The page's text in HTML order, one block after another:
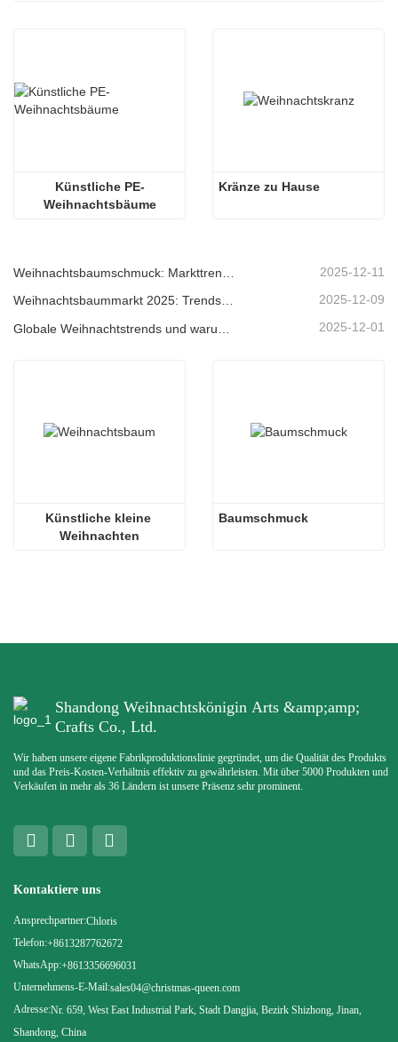
Künstliche PE-
Weihnachtsbäume
Kränze zu Hause
2025-12-11
Weihnachtsbaummarkt 2025: Trends, Technologien und Beschaffungsleitfaden für B2B-Einkäufer 2025-12-09
2025-12-01
Künstliche kleine
Weihnachten
Baumschmuck
Shandong Weihnachtskönigin Arts &amp;amp;
Crafts Co., Ltd.
Wir haben unsere eigene Fabrikproduktionslinie gegründet, um die Qualität des Produkts
und das Preis-Kosten-Verhältnis effektiv zu gewährleisten. Mit über 5000 Produkten und
Verkäufen in mehr als 36 Ländern ist unsere Präsenz sehr prominent.
Kontaktiere uns
Ansprechpartner:Chloris
Telefon:+8613287762672
WhatsApp:+8613356696031
Unternehmens-E-Mail:sales04@christmas-queen.com
Adresse:Nr. 659, West East Industrial Park, Stadt Dangjia, Bezirk Shizhong, Jinan,
Shandong, China